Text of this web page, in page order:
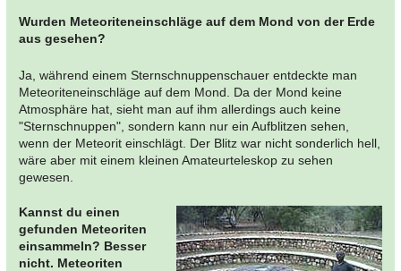
Wurden Meteoriteneinschläge auf dem Mond von der Erde
aus gesehen?
Ja, während einem Sternschnuppenschauer entdeckte man
Meteoriteneinschläge auf dem Mond. Da der Mond keine
Atmosphäre hat, sieht man auf ihm allerdings auch keine
"Sternschnuppen", sondern kann nur ein Aufblitzen sehen,
wenn der Meteorit einschlägt. Der Blitz war nicht sonderlich hell,
wäre aber mit einem kleinen Amateurteleskop zu sehen
gewesen.
Kannst du einen
gefunden Meteoriten
einsammeln? Besser
nicht. Meteoriten